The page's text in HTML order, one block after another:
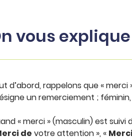
vous explique
d’abord, rappelons que «
un remerciement ;
« merci » (masculin) est suivi
de votre attention », «